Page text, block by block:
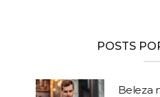
POSTS
Beleza